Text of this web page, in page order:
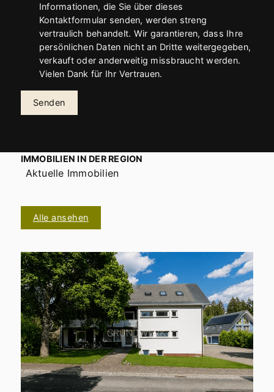
Informationen, die Sie über dieses
Kontaktformular senden, werden streng
vertraulich behandelt. Wir garantieren, dass Ihre
persönlichen Daten nicht an Dritte weitergegeben,
verkauft oder anderweitig missbraucht werden.
Vielen Dank für Ihr Vertrauen.
Senden
IMMOBILIEN IN DER REGION
Aktuelle Immobilien
Alle ansehen